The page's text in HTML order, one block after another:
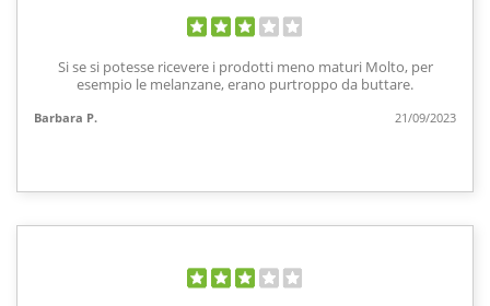
Si se si potesse ricevere i prodotti meno maturi Molto, per
esempio le melanzane, erano purtroppo da buttare.
Barbara P. 21/09/2023